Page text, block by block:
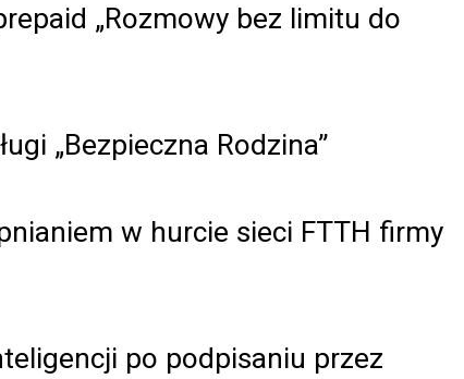
„Rozmowy bez limitu do
„Bezpieczna Rodzina”
w hurcie sieci FTTH firmy
po podpisaniu przez